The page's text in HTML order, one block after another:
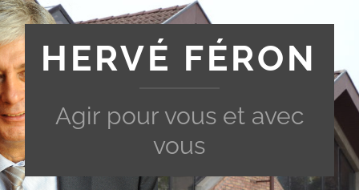
HERVÉ FÉRON
Agir pour vous et avec
vous